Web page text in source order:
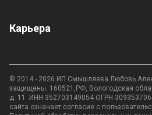
Карьера
© 2014 - 2026 ИП Смышляева Любовь
защищены. 160521,РФ, Вологодская
д. 11 .ИНН 352703149054 ОГРН
сайта означает согласие с